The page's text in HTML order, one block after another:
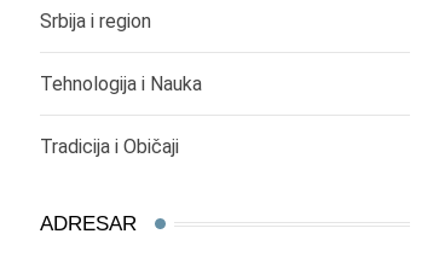
Srbija i region
Tehnologija i Nauka
Tradicija i Običaji
ADRESAR